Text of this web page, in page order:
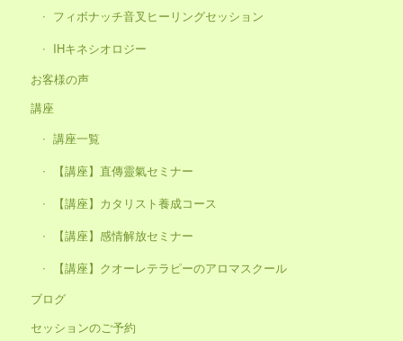
フィボナッチ音叉ヒーリングセッション
IHキネシオロジー
お客様の声
講座
講座一覧
【講座】直傳靈氣セミナー
【講座】カタリスト養成コース
【講座】感情解放セミナー
【講座】クオーレテラピーのアロマスクール
ブログ
セッションのご予約